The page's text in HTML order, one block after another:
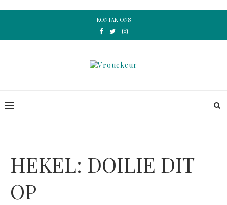
KONTAK ONS
HEKEL: DOILIE DIT
OP